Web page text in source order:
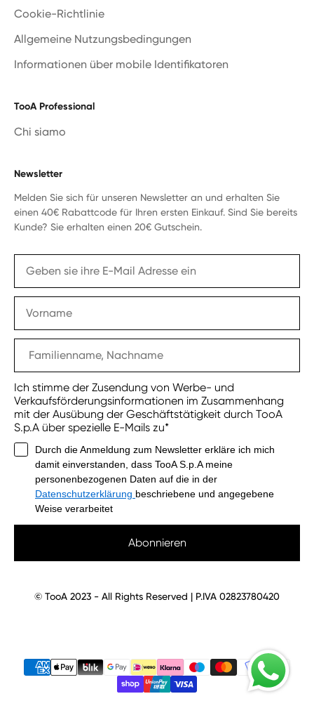
Cookie-Richtlinie
Allgemeine Nutzungsbedingungen
Informationen über mobile Identifikatoren
TooA Professional
Chi siamo
Newsletter
Melden Sie sich für unseren Newsletter an und erhalten Sie
einen 40€ Rabattcode für Ihren ersten Einkauf. Sind Sie bereits
Kunde? Sie erhalten einen 20€ Gutschein.
Ich stimme der Zusendung von Werbe- und
Verkaufsförderungsinformationen im Zusammenhang
mit der Ausübung der Geschäftstätigkeit durch TooA
S.p.A über spezielle E-Mails zu*
Durch die Anmeldung zum Newsletter erkläre ich mich
damit einverstanden, dass TooA S.p.A meine
personenbezogenen Daten auf die in der
Datenschutzerklärung beschriebene und angegebene
Weise verarbeitet
Abonnieren
© TooA 2023 - All Rights Reserved | P.IVA 02823780420